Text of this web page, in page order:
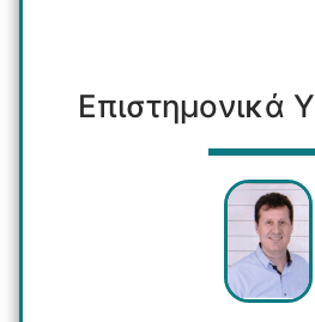
Επιστημονικά